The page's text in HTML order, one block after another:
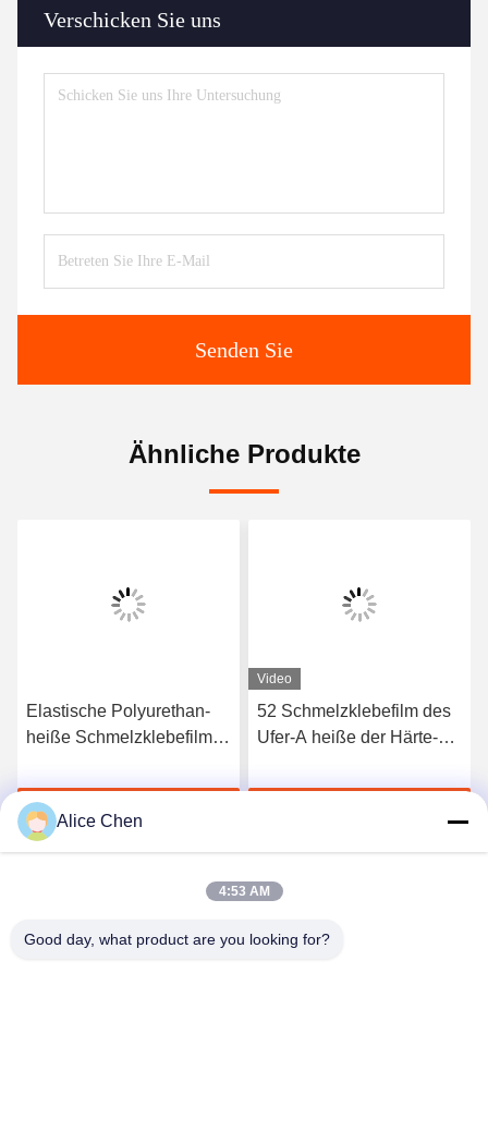
Verschicken Sie uns
Senden Sie
Ähnliche Produkte
Elastische Polyurethan-
heiße Schmelzklebefilm
Jetzt Chatten
Video
52 Schmelzklebefilm des
Ufer-A heiße der Härte-
Unterwäsche
Alice Chen
4:53 AM
Good day, what product are you looking for?